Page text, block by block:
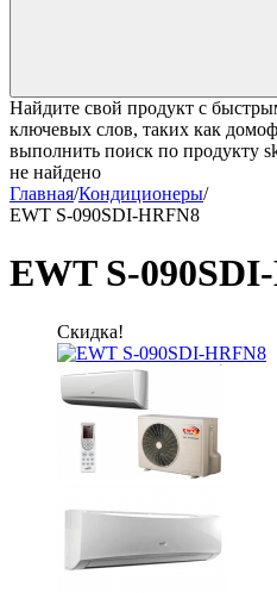
Найдите свой продукт с
ключевых слов, таких как
выполнить поиск по продукту
не найдено
Главная/Кондиционеры/
EWT S-090SDI-HRFN8
EWT S-
Скидка!